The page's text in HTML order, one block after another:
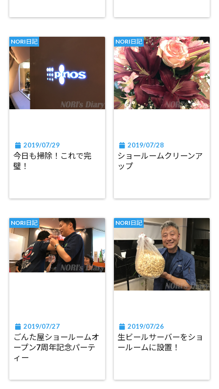
NORI日記
2019/07/29
今日も掃除！これで完
璧！
NORI日記
2019/07/28
ショールームクリーンア
ップ
NORI日記
2019/07/27
ごんた屋ショールームオ
ープン7周年記念パーテ
ィー
NORI日記
2019/07/26
生ビールサーバーをショ
ールームに設置！